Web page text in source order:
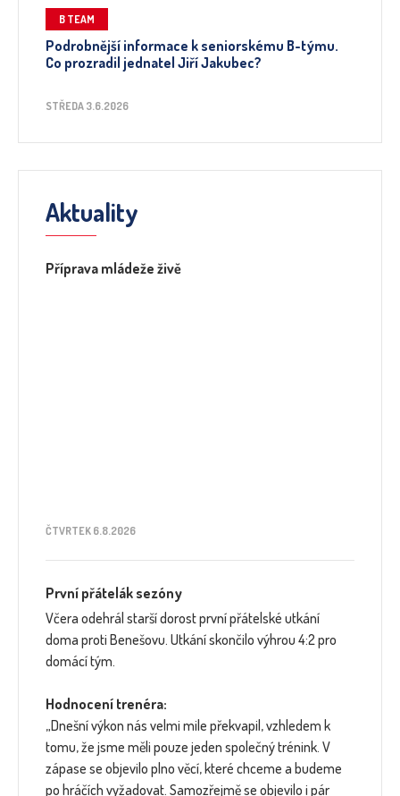
B TEAM
Podrobnější informace k seniorskému B-týmu.
Co prozradil jednatel Jiří Jakubec?
STŘEDA 3.6.2026
Aktuality
Příprava mládeže živě
ČTVRTEK 6.8.2026
První přátelák sezóny
Včera odehrál starší dorost první přátelské utkání
doma proti Benešovu. Utkání skončilo výhrou 4:2 pro
domácí tým.
Hodnocení trenéra:
„Dnešní výkon nás velmi mile překvapil, vzhledem k
tomu, že jsme měli pouze jeden společný trénink. V
zápase se objevilo plno věcí, které chceme a budeme
po hráčích vyžadovat. Samozřejmě se objevilo i pár